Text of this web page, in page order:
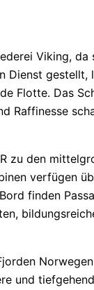
Viking,
Dienst gestellt,
Flotte. Das
Raffinesse
zu den
verfügen
finden
und